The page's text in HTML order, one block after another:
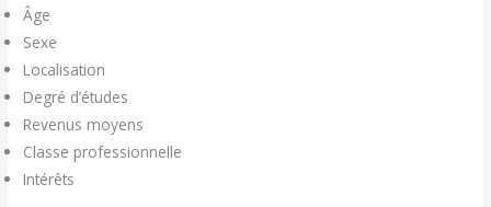
Âge
Sexe
Localisation
Degré d’études
Revenus moyens
Classe professionnelle
Intérêts